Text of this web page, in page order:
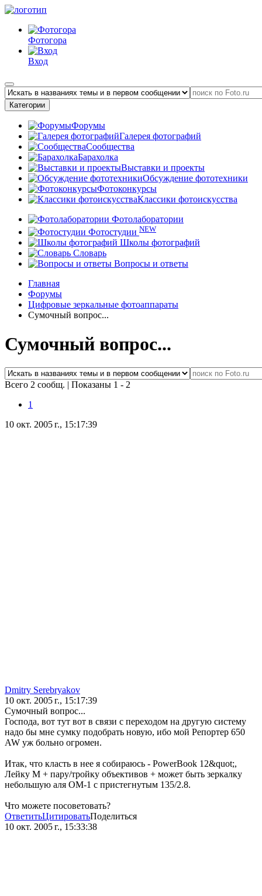
Фотогора
Вход
Категории
Форумы
Галерея фотографий
Сообщества
Барахолка
Выставки и проекты
Обсуждение фототехники
Фотоконкурсы
Классики фотоискусства
Фотолаборатории
Фотостудии NEW
Школы фотографий
Словарь
Вопросы и ответы
Главная
Форумы
Цифровые зеркальные фотоаппараты
Сумочный вопрос...
Сумочный вопрос...
Всего 2 сообщ. | Показаны 1 - 2
1
10 окт. 2005 г., 15:17:39
Dmitry Serebryakov
10 окт. 2005 г., 15:17:39
Сумочный вопрос...
Господа, вот тут вот в связи с переходом на другую систему
надо бы мне сумку подобрать новую, ибо мой Репортер 650
AW уж больно огромен.
Итак, что класть в нее я собираюсь - PowerBook 12&quot;,
Лейку М + пару/тройку объективов + может быть зеркалку
небольшую аля ОМ-1 с пристегнутым 135/2.8.
Что можете посоветовать?
ОтветитьЦитироватьПоделиться
10 окт. 2005 г., 15:33:38